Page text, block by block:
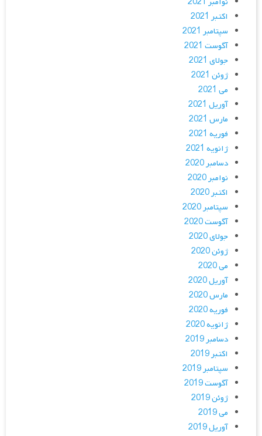
اکتبر 2021
سپتامبر 2021
آگوست 2021
جولای 2021
ژوئن 2021
می 2021
آوریل 2021
مارس 2021
فوریه 2021
ژانویه 2021
دسامبر 2020
نوامبر 2020
اکتبر 2020
سپتامبر 2020
آگوست 2020
جولای 2020
ژوئن 2020
می 2020
آوریل 2020
مارس 2020
فوریه 2020
ژانویه 2020
دسامبر 2019
اکتبر 2019
سپتامبر 2019
آگوست 2019
ژوئن 2019
می 2019
آوریل 2019